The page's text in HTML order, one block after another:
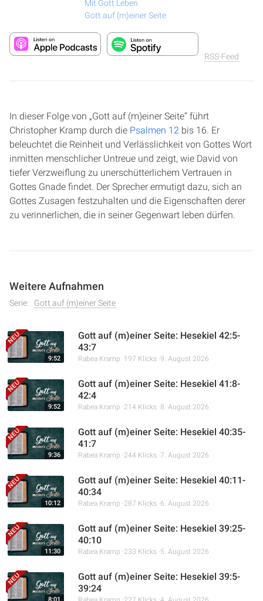
Mit Gott Leben
Gott auf (m)einer Seite
RSS-Feed
In dieser Folge von „Gott auf (m)einer Seite“ führt
Christopher Kramp durch die Psalmen 12 bis 16. Er
beleuchtet die Reinheit und Verlässlichkeit von Gottes Wort
inmitten menschlicher Untreue und zeigt, wie David von
tiefer Verzweiflung zu unerschütterlichem Vertrauen in
Gottes Gnade findet. Der Sprecher ermutigt dazu, sich an
Gottes Zusagen festzuhalten und die Eigenschaften derer
zu verinnerlichen, die in seiner Gegenwart leben dürfen.
Weitere Aufnahmen
Serie: Gott auf (m)einer Seite
9:52
Gott auf (m)einer Seite: Hesekiel 42:5-
43:7
Rabea Kramp 197 Klicks 9. August 2026
9:52
Gott auf (m)einer Seite: Hesekiel 41:8-
42:4
Rabea Kramp 214 Klicks 8. August 2026
9:36
Gott auf (m)einer Seite: Hesekiel 40:35-
41:7
Rabea Kramp 244 Klicks 7. August 2026
10:12
Gott auf (m)einer Seite: Hesekiel 40:11-
40:34
Rabea Kramp 287 Klicks 6. August 2026
11:30
Gott auf (m)einer Seite: Hesekiel 39:25-
40:10
Rabea Kramp 233 Klicks 5. August 2026
Gott auf (m)einer Seite: Hesekiel 39:5-
39:24